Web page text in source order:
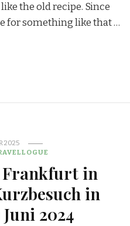
the old recipe. Since
for something like that …
2025
in
in
2024